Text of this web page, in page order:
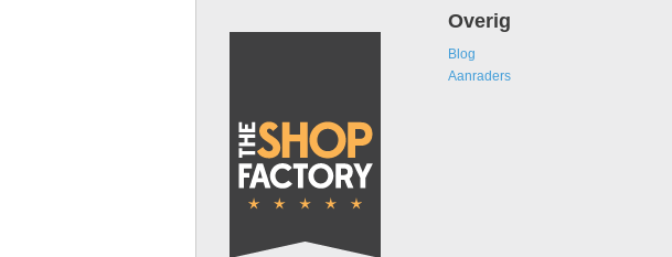
Overig
Blog
Aanraders